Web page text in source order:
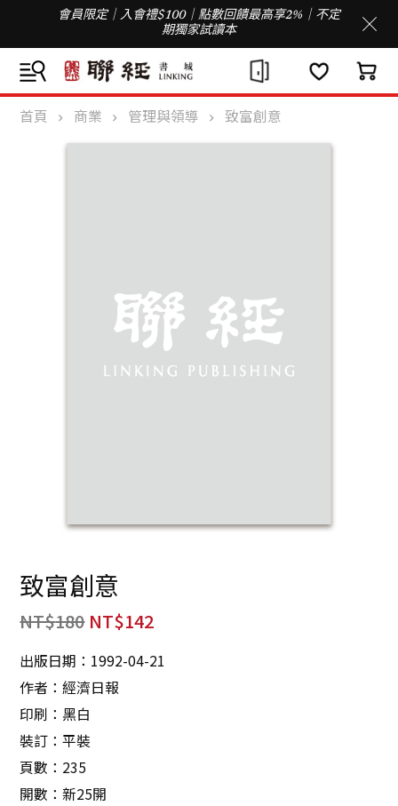
會員限定｜入會禮$100｜點數回饋最高享2%｜不定
期獨家試讀本
首頁 商業 管理與領導 致富創意
致富創意
NT$180 NT$142
出版日期：1992-04-21
作者：經濟日報
印刷：黑白
裝訂：平裝
頁數：235
開數：新25開